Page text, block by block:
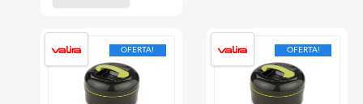
OFERTA! OFERTA!